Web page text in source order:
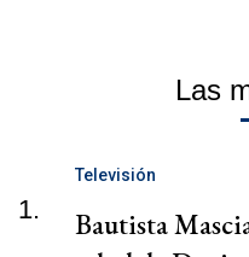
Las
1.
Televisión
Bautista